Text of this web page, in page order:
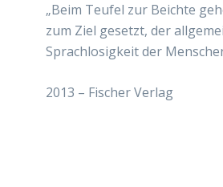
„Beim Teufel zur Beichte
zum Ziel gesetzt, der
Sprachlosigkeit der
2013 – Fischer Verlag